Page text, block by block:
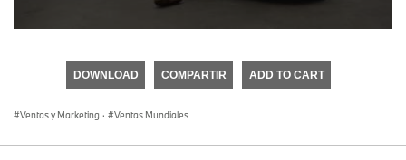
seconds
DOWNLOAD COMPARTIR ADD TO CART
Ventas y Marketing · Ventas Mundiales